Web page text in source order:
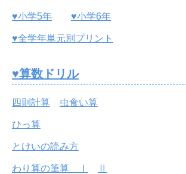
♥小学5年 ♥小学6年
♥全学年単元別プリント
♥算数ドリル
四則計算 虫食い算
ひっ算
とけいの読み方
わり算の筆算 Ⅰ Ⅱ